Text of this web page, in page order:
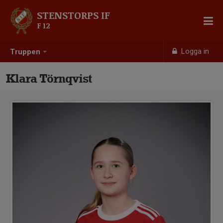
Truppen Logga in
STENSTORPS IF
F 12
Klara Törnqvist